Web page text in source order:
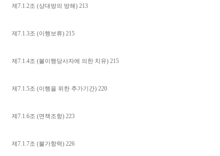
제7.1.2조 (상대방의 방해) 213
제7.1.3조 (이행보류) 215
제7.1.4조 (불이행당사자에 의한 치유) 215
제7.1.5조 (이행을 위한 추가기간) 220
제7.1.6조 (면책조항) 223
제7.1.7조 (불가항력) 226